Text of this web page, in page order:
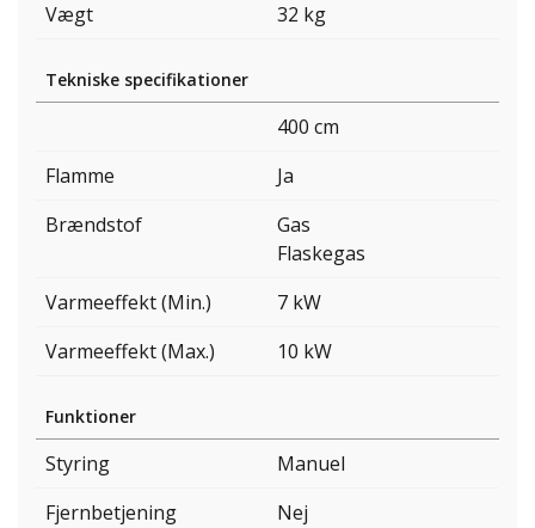
Vægt
32 kg
Tekniske specifikationer
400 cm
Flamme
Ja
Brændstof
Gas
Flaskegas
Varmeeffekt (Min.)
7 kW
Varmeeffekt (Max.)
10 kW
Funktioner
Styring
Manuel
Fjernbetjening
Nej